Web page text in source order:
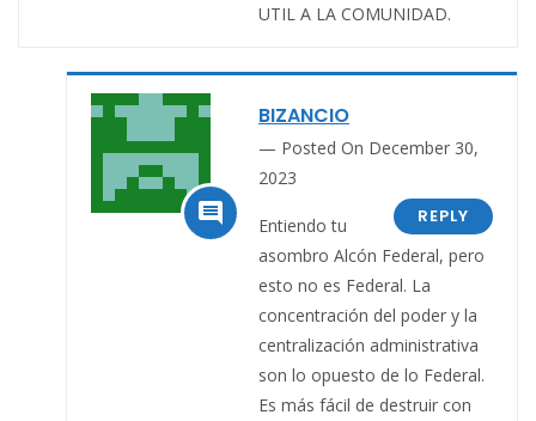
UTIL A LA COMUNIDAD.

BIZANCIO
Posted On December 30,
2023
REPLY
Entiendo tu
asombro Alcón Federal, pero
esto no es Federal. La
concentración del poder y la
centralización administrativa
son lo opuesto de lo Federal.
Es más fácil de destruir con